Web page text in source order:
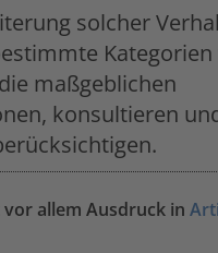
solcher
Kategorien
maßgeblichen
konsultieren
allem Ausdruck in